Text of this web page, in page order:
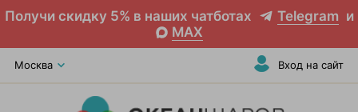
Получи скидку 5% в наших чатботах Telegram и
MAX
Москва Вход на сайт